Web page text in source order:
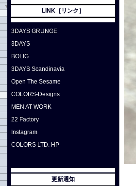
LINK［リンク］
3DAYS GRUNGE
3DAYS
BOLIG
3DAYS Scandinavia
Open The Sesame
COLORS-Designs
MEN AT WORK
22 Factory
Instagram
COLORS LTD. HP
更新通知